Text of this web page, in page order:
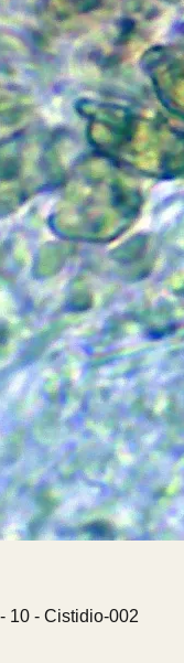
10 - Cistidio-002